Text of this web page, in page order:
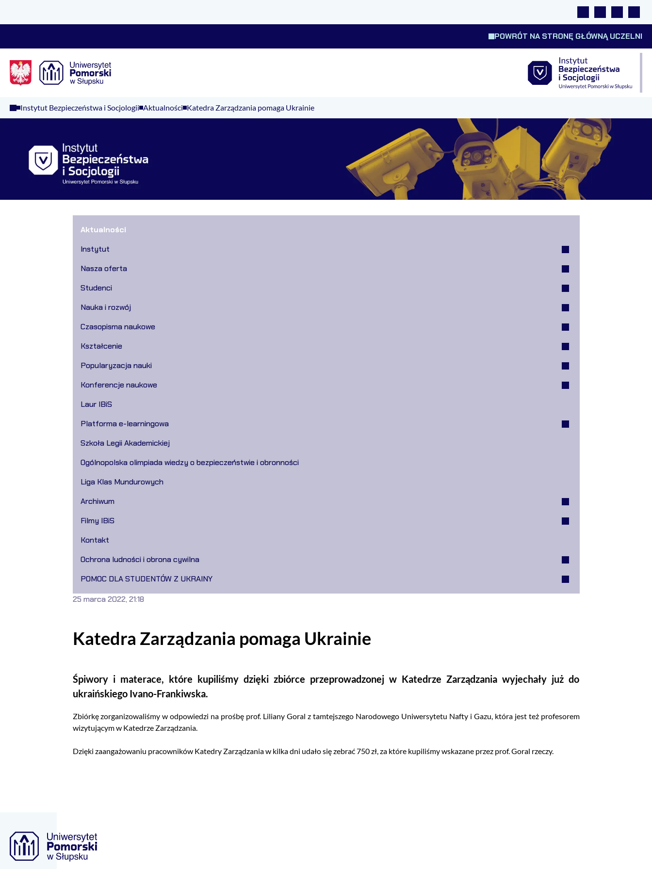
Linki Wyszukiwarka
Tłumacz
POWRÓT NA STRONĘ GŁÓWNĄ UCZELNI
Instytut Bezpieczeństwa i Socjologii Aktualności Katedra Zarządzania pomaga Ukrainie
Aktualności
Instytut
Nasza oferta
Studenci
Nauka i rozwój
Czasopisma naukowe
Kształcenie
Popularyzacja nauki
Konferencje naukowe
Laur IBiS
Platforma e-learningowa
Szkoła Legii Akademickiej
Ogólnopolska olimpiada wiedzy o bezpieczeństwie i obronności
Liga Klas Mundurowych
Archiwum
Filmy IBiS
Kontakt
Ochrona ludności i obrona cywilna
POMOC DLA STUDENTÓW Z UKRAINY
Katedra Zarządzania pomaga Ukrainie
Śpiwory i materace, które kupiliśmy dzięki zbiórce przeprowadzonej w Katedrze Zarządzania wyjechały już do
ukraińskiego Ivano-Frankiwska.
25 marca 2022, 21:18
Zbiórkę zorganizowaliśmy w odpowiedzi na prośbę prof. Liliany Goral z tamtejszego Narodowego Uniwersytetu Nafty i Gazu, która jest też profesorem
wizytującym w Katedrze Zarządzania.
Dzięki zaangażowaniu pracowników Katedry Zarządzania w kilka dni udało się zebrać 750 zł, za które kupiliśmy wskazane przez prof. Goral rzeczy.